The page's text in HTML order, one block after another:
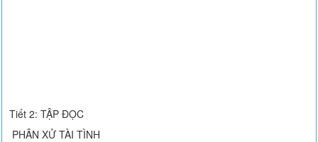
Tiết 2: TẬP ĐỌC
PHÂN XỬ TÀI TÌNH